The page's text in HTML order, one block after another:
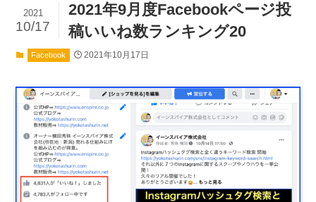
2021年9月度Facebookページ投
稿いいね数ランキング20
2021
10/17
Facebook 2021年10月17日